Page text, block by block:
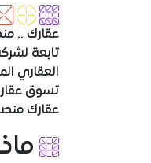
عقارك ..
تابعة
العقاري
تسوق
عقارك منصة